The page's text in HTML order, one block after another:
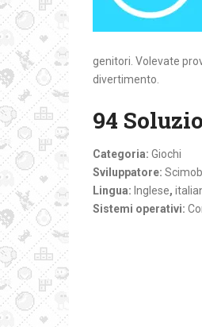
genitori. Volevate
divertimento.
94
Categoria: Giochi
Sviluppatore: Scimob
Lingua: Inglese,
Sistemi operativi: